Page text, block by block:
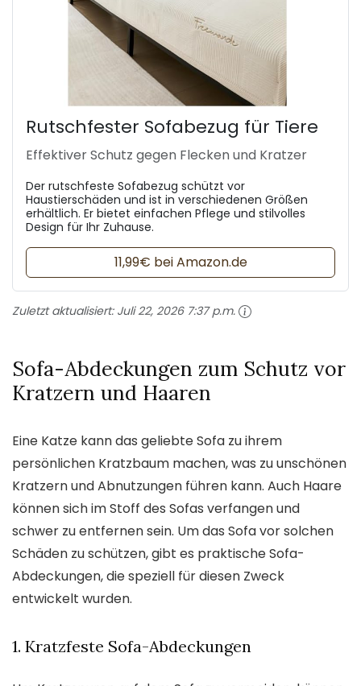
Rutschfester Sofabezug für Tiere
Effektiver Schutz gegen Flecken und Kratzer
Der rutschfeste Sofabezug schützt vor
Haustierschäden und ist in verschiedenen Größen
erhältlich. Er bietet einfachen Pflege und stilvolles
Design für Ihr Zuhause.
11,99€ bei Amazon.de
Zuletzt aktualisiert: Juli 22, 2026 7:37 p.m.
Sofa-Abdeckungen zum Schutz vor
Kratzern und Haaren
Eine Katze kann das geliebte Sofa zu ihrem
persönlichen Kratzbaum machen, was zu unschönen
Kratzern und Abnutzungen führen kann. Auch Haare
können sich im Stoff des Sofas verfangen und
schwer zu entfernen sein. Um das Sofa vor solchen
Schäden zu schützen, gibt es praktische Sofa-
Abdeckungen, die speziell für diesen Zweck
entwickelt wurden.
1. Kratzfeste Sofa-Abdeckungen